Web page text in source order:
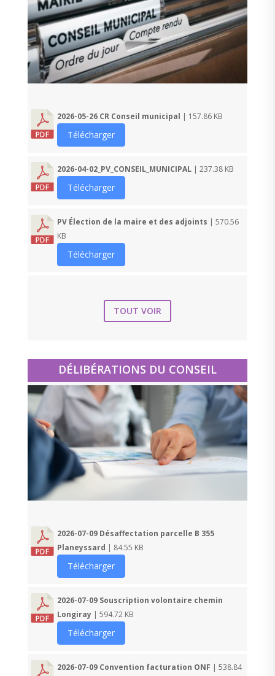
2026-05-26 CR Conseil municipal | 157.86 KB
Télécharger
2026-04-02_PV_CONSEIL_MUNICIPAL| 237.38 KB
Télécharger
PV Élection de la maire et des adjoints | 570.56
KB
Télécharger
TOUT VOIR
DÉLIBÉRATIONS DU CONSEIL
2026-07-09 Désaffectation parcelle B 355
Planeyssard | 84.55 KB
Télécharger
2026-07-09 Souscription volontaire chemin
Longiray| 594.72 KB
Télécharger
2026-07-09 Convention facturation ONF | 538.84